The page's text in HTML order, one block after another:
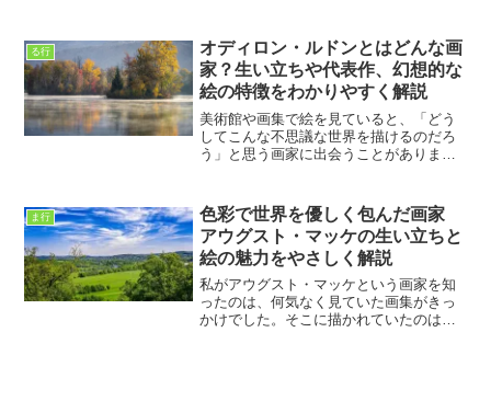
最近、彼の作品を観る機会があり、その
柔らかな色づかいと独特の...
る行
オディロン・ルドンとはどんな画
家？生い立ちや代表作、幻想的な
絵の特徴をわかりやすく解説
美術館や画集で絵を見ていると、「どう
してこんな不思議な世界を描けるのだろ
う」と思う画家に出会うことがありま
見たとき、夢の中を歩いているような感
覚になりました。目玉が空を飛...
ま行
色彩で世界を優しく包んだ画家
アウグスト・マッケの生い立ちと
絵の魅力をやさしく解説
私がアウグスト・マッケという画家を知
ったのは、何気なく見ていた画集がきっ
かけでした。そこに描かれていたのは、